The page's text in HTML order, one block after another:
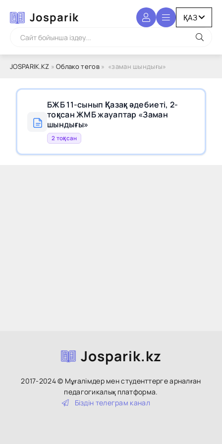
Josparik
JOSPARIK.KZ »Облако тегов» «заман шындығы»
БЖБ 11-сынып Қазақ әдебиеті, 2-
тоқсан ЖМБ жауаптар «Заман
шындығы»
2 тоқсан
Josparik.kz
2017-2024 © Мұғалімдер мен студенттерге арналған
педагогикалық платформа.
Біздін тeлeгpaм кaнaл